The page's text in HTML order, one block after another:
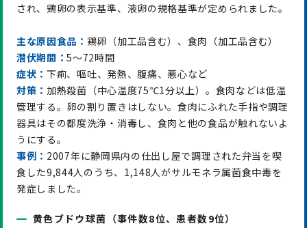
され、鶏卵の表示基準、液卵の規格基準が定められました。
主な原因食品： 鶏卵（加工品含む）、食肉（加工品含む）
潜伏期間：5～72時間
症状： 下痢、嘔吐、発熱、腹痛、悪心など
対策： 加熱殺菌（中心温度75℃1分以上）。食肉などは低温
管理する。卵の割り置きはしない。食肉にふれた手指や調理
器具はその都度洗浄・消毒し、食肉と他の食品が触れないよ
うにする。
事例： 2007年に静岡県内の仕出し屋で調理された弁当を喫
食した9,844人のうち、1,148人がサルモネラ属菌食中毒を
発症しました。
黄色ブドウ球菌（事件数8位、患者数9位）